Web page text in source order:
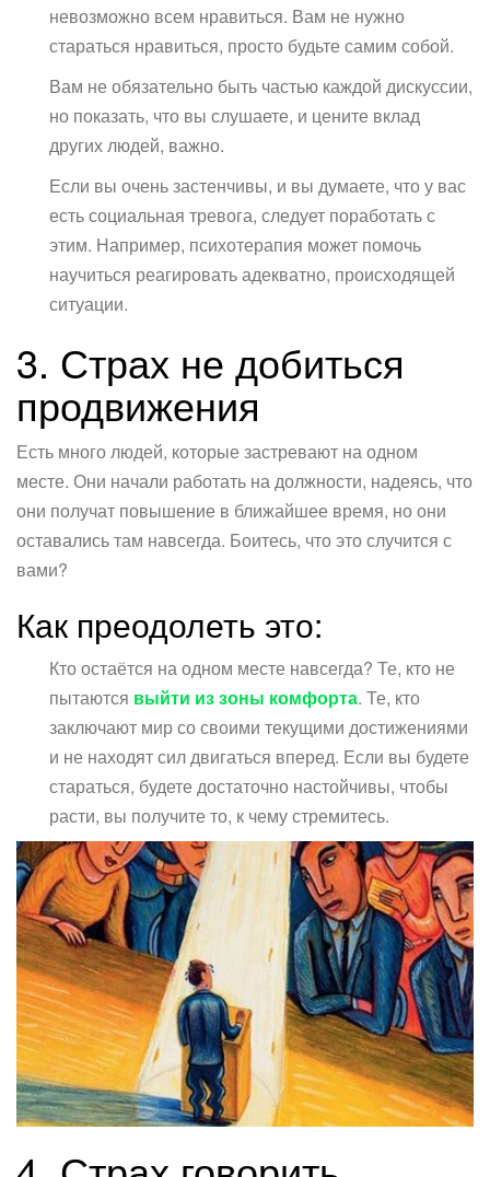
невозможно всем нравиться. Вам не нужно
стараться нравиться, просто будьте самим собой.
Вам не обязательно быть частью каждой дискуссии,
но показать, что вы слушаете, и цените вклад
других людей, важно.
Если вы очень застенчивы, и вы думаете, что у вас
есть социальная тревога, следует поработать с
этим. Например, психотерапия может помочь
научиться реагировать адекватно, происходящей
ситуации.
3. Страх не добиться
продвижения
Есть много людей, которые застревают на одном
месте. Они начали работать на должности, надеясь, что
они получат повышение в ближайшее время, но они
оставались там навсегда. Боитесь, что это случится с
вами?
Как преодолеть это:
Кто остаётся на одном месте навсегда? Те, кто не
пытаются выйти из зоны комфорта. Те, кто
заключают мир со своими текущими достижениями
и не находят сил двигаться вперед. Если вы будете
стараться, будете достаточно настойчивы, чтобы
расти, вы получите то, к чему стремитесь.